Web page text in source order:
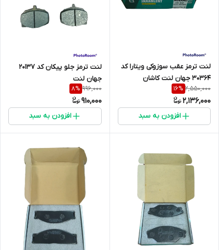
لنت ترمز عقب سوزوکی ویتارا کد
30364 جهان لنت کاشان
2,550,000
16%
2,136,000
افزودن به سبد
لنت ترمز جلو پیکان کد 20137
جهان لنت
996,000
8%
910,000
افزودن به سبد